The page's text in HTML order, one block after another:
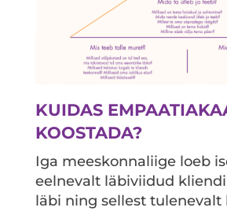
KUIDAS
KOOSTADA?
Iga meeskonnaliige loeb
eelnevalt läbiviidud
läbi ning sellest tulenevalt